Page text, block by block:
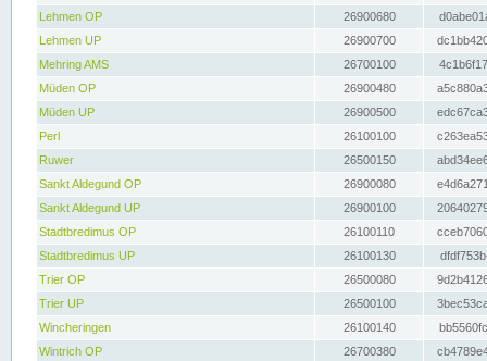
Lehmen OP
26900680
Lehmen UP
26900700
Mehring AMS
26700100
Müden OP
26900480
Müden UP
26900500
Perl
26100100
Ruwer
26500150
Sankt Aldegund OP
26900080
Sankt Aldegund UP
26900100
Stadtbredimus OP
26100110
Stadtbredimus UP
26100130
Trier OP
26500080
Trier UP
26500100
Wincheringen
26100140
Wintrich OP
26700380